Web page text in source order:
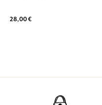
28,00 €